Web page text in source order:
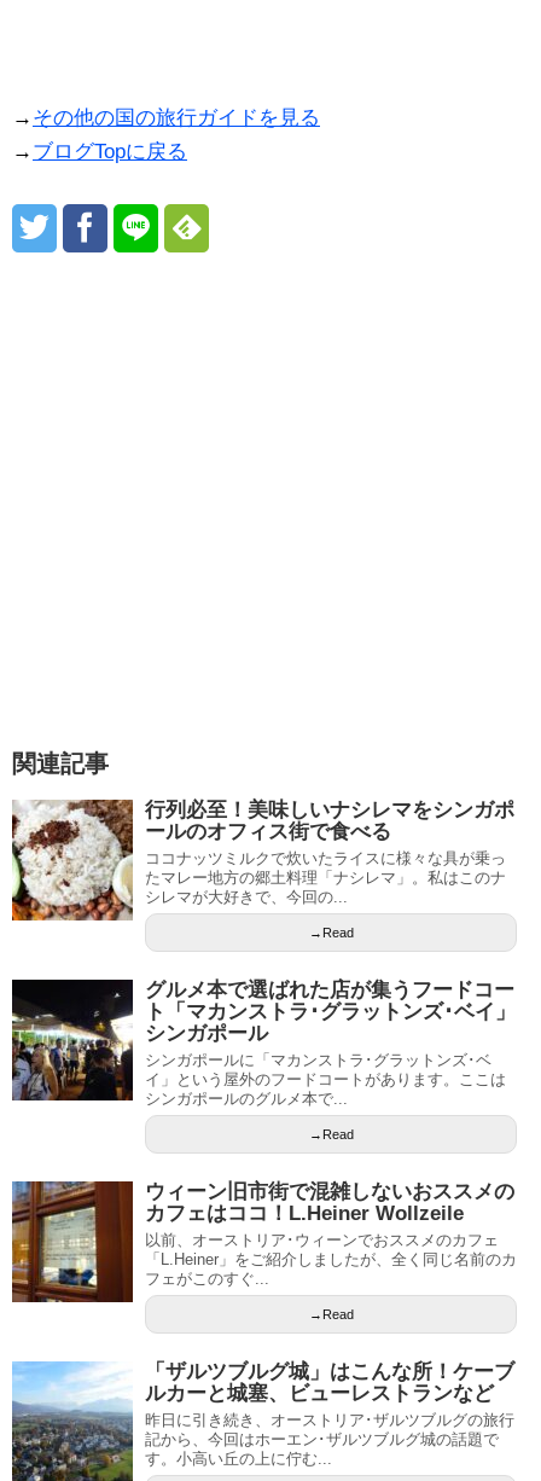
→ その他の国の旅行ガイドを見る
→ ブログTopに戻る
関連記事
行列必至！美味しいナシレマをシンガポ
ールのオフィス街で食べる
ココナッツミルクで炊いたライスに様々な具が乗っ
たマレー地方の郷土料理「ナシレマ」。私はこのナ
シレマが大好きで、今回の...
→Read
グルメ本で選ばれた店が集うフードコー
ト「マカンストラ･グラットンズ･ベイ」
シンガポール
シンガポールに「マカンストラ･グラットンズ･ベ
イ」という屋外のフードコートがあります。ここは
シンガポールのグルメ本で...
→Read
ウィーン旧市街で混雑しないおススメの
カフェはココ！L.Heiner Wollzeile
以前、オーストリア･ウィーンでおススメのカフェ
「L.Heiner」をご紹介しましたが、全く同じ名前のカ
フェがこのすぐ...
→Read
「ザルツブルグ城」はこんな所！ケーブ
ルカーと城塞、ビューレストランなど
昨日に引き続き、オーストリア･ザルツブルグの旅行
記から、今回はホーエン･ザルツブルグ城の話題で
す。小高い丘の上に佇む...